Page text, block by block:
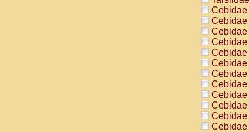
Cebidae
Cebidae
Cebidae
Cebidae
Cebidae
Cebidae
Cebidae
Cebidae
Cebidae
Cebidae
Cebidae
Cebidae